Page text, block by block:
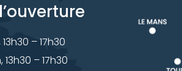
13h30 – 17h30
13h30 – 17h30